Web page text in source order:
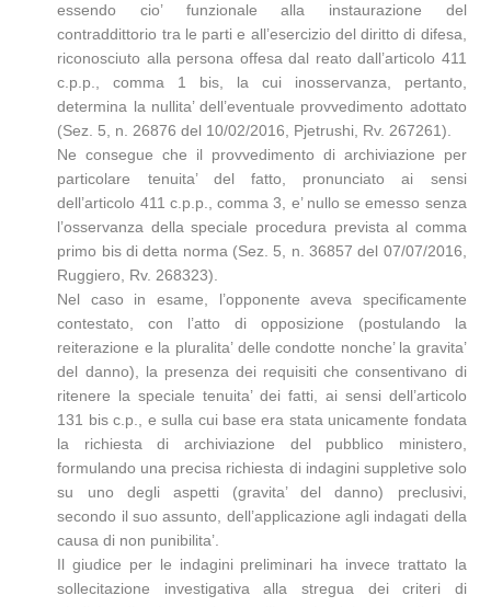
essendo cio’ funzionale alla instaurazione del
contraddittorio tra le parti e all’esercizio del diritto di difesa,
riconosciuto alla persona offesa dal reato dall’articolo 411
c.p.p., comma 1 bis, la cui inosservanza, pertanto,
determina la nullita’ dell’eventuale provvedimento adottato
(Sez. 5, n. 26876 del 10/02/2016, Pjetrushi, Rv. 267261).
Ne consegue che il provvedimento di archiviazione per
particolare tenuita’ del fatto, pronunciato ai sensi
dell’articolo 411 c.p.p., comma 3, e’ nullo se emesso senza
l’osservanza della speciale procedura prevista al comma
primo bis di detta norma (Sez. 5, n. 36857 del 07/07/2016,
Ruggiero, Rv. 268323).
Nel caso in esame, l’opponente aveva specificamente
contestato, con l’atto di opposizione (postulando la
reiterazione e la pluralita’ delle condotte nonche’ la gravita’
del danno), la presenza dei requisiti che consentivano di
ritenere la speciale tenuita’ dei fatti, ai sensi dell’articolo
131 bis c.p., e sulla cui base era stata unicamente fondata
la richiesta di archiviazione del pubblico ministero,
formulando una precisa richiesta di indagini suppletive solo
su uno degli aspetti (gravita’ del danno) preclusivi,
secondo il suo assunto, dell’applicazione agli indagati della
causa di non punibilita’.
Il giudice per le indagini preliminari ha invece trattato la
sollecitazione investigativa alla stregua dei criteri di